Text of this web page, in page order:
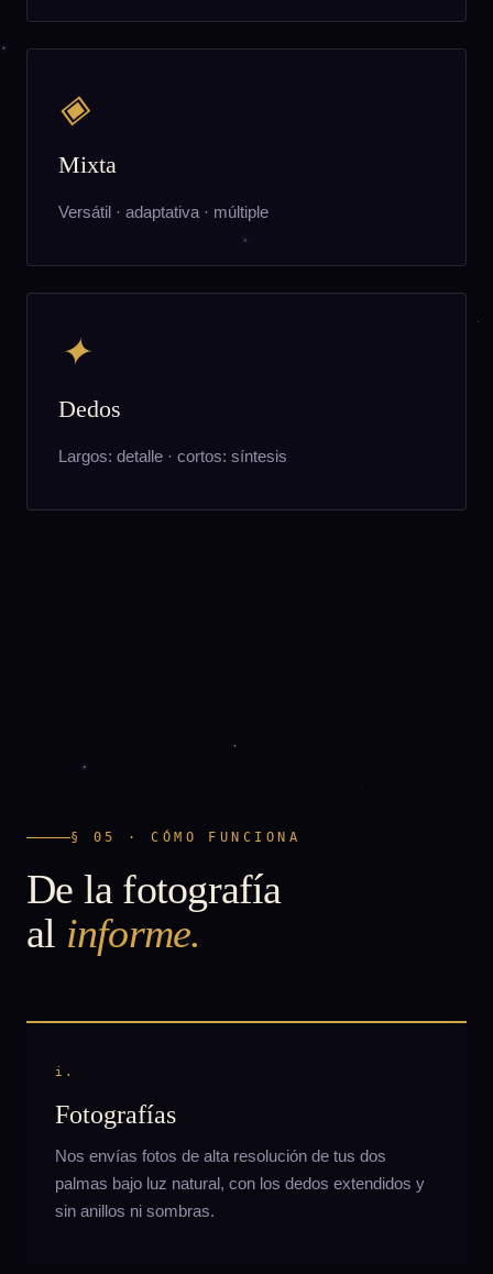
◈
Mixta
Versátil · adaptativa · múltiple
✦
Dedos
Largos: detalle · cortos: síntesis
§ 05 · CÓMO FUNCIONA
De la fotografía
al informe.
i.
Fotografías
Nos envías fotos de alta resolución de tus dos
palmas bajo luz natural, con los dedos extendidos y
sin anillos ni sombras.